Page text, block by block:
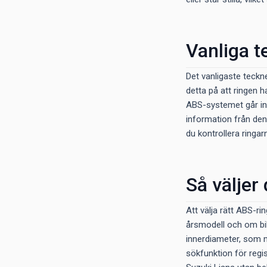
Vanliga
Det vanligaste
detta på att ringen
ABS-systemet går
information från
du kontrollera
Så väljer
Att välja rätt ABS-
årsmodell och om
innerdiameter, som
sökfunktion för